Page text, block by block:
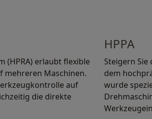
(HPRA) erlaubt flexible
mehreren Maschinen.
auf
die direkte
HPPA
Steigern
dem
wurde